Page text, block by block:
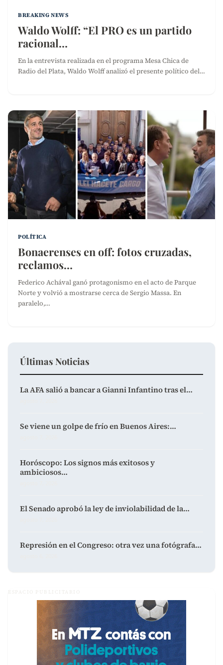
BREAKING NEWS
Waldo Wolff: “El PRO es un partido
racional…
En la entrevista realizada en el programa Mesa Chica de
Radio del Plata, Waldo Wolff analizó el presente político del…
POLÍTICA
Bonaerenses en off: fotos cruzadas,
reclamos…
Federico Achával ganó protagonismo en el acto de Parque
Norte y volvió a mostrarse cerca de Sergio Massa. En
paralelo,…
Últimas Noticias
La AFA salió a bancar a Gianni Infantino tras el…
Se viene un golpe de frío en Buenos Aires:…
Horóscopo: Los signos más exitosos y
ambiciosos…
El Senado aprobó la ley de inviolabilidad de la…
Represión en el Congreso: otra vez una fotógrafa…
ESPACIO PUBLICITARIO